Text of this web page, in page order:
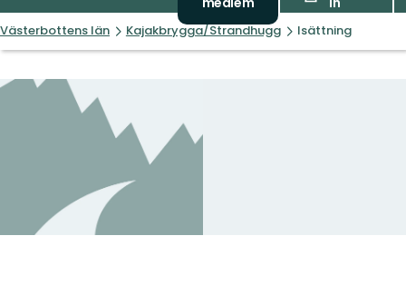
Västerbottens län Kajakbrygga/Strandhugg Isättning